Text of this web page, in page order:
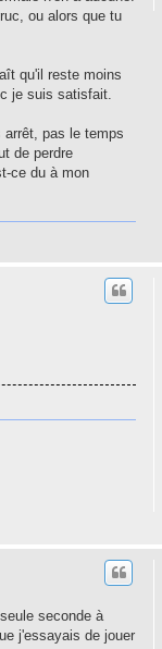
ou alors que tu
qu'il reste moins
je suis satisfait.
arrêt, pas le temps
de perdre
ce du à mon
seconde à
j'essayais de jouer